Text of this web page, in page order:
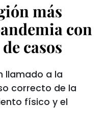
más
con
casos
llamado a la
correcto de la
físico y el